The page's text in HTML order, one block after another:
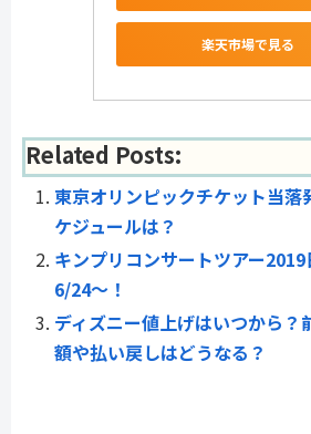
楽天市場で見る
Related Posts:
東京オリンピックチケット当
ケジュールは？
キンプリコンサートツアー
6/24～！
ディズニー値上げはいつから？
額や払い戻しはどうなる？